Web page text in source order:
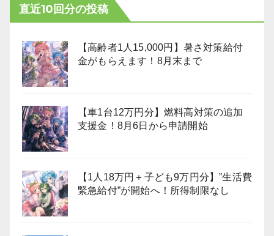
直近10回分の投稿
【高齢者1人15,000円】暑さ対策給付
金がもらえます！8月末まで
【車1台12万円分】燃料高対策の追加
支援金！8月6日から申請開始
【1人18万円＋子ども9万円分】”生活費
緊急給付”が開始へ！所得制限なし